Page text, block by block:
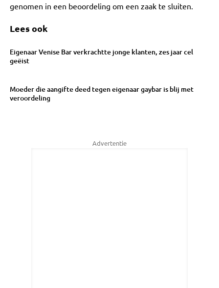
genomen in een beoordeling om een zaak te sluiten.
Lees ook
Eigenaar Venise Bar verkrachtte jonge klanten, zes jaar cel
geëist
Moeder die aangifte deed tegen eigenaar gaybar is blij met
veroordeling
Advertentie